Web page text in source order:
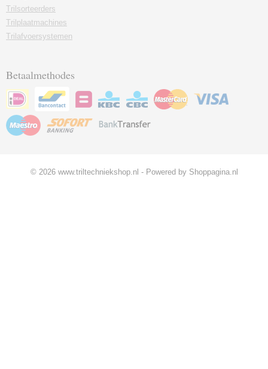
Trilsorteerders
Trilplaatmachines
Trilafvoersystemen
Betaalmethodes
© 2026 www.triltechniekshop.nl - Powered by Shoppagina.nl